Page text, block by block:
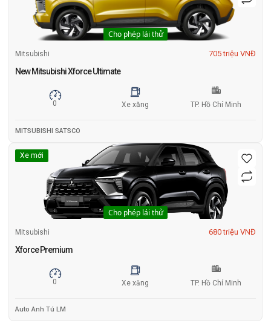
Cho phép lái thử
Mitsubishi 705 triệu VNĐ
New Mitsubishi Xforce Ultimate
0 Xe xăng TP. Hồ Chí Minh
MITSUBISHI SATSCO
Xe mới
Cho phép lái thử
Mitsubishi 680 triệu VNĐ
Xforce Premium
0 Xe xăng TP. Hồ Chí Minh
Auto Anh Tú LM